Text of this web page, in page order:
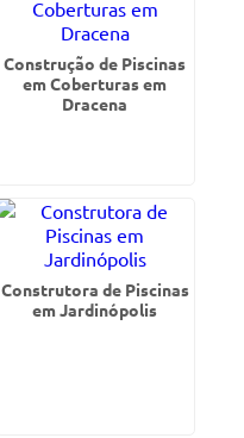
Construção de Piscinas
em Coberturas em
Dracena
Construtora de Piscinas
em Jardinópolis